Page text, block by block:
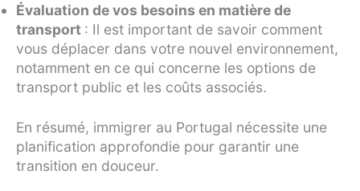
Évaluation de vos besoins en matière de
transport : Il est important de savoir comment
vous déplacer dans votre nouvel environnement,
notamment en ce qui concerne les options de
transport public et les coûts associés.
En résumé, immigrer au Portugal nécessite une
planification approfondie pour garantir une
transition en douceur.